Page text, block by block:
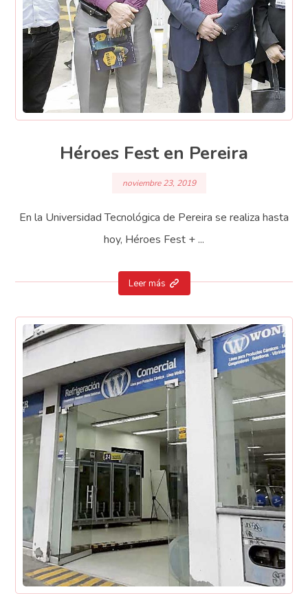
Héroes Fest en Pereira
noviembre 23, 2019
En la Universidad Tecnológica de Pereira se realiza hasta
hoy, Héroes Fest + ...
Leer más